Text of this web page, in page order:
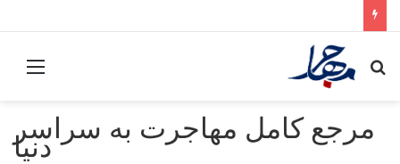
جستجو
مرجع کامل مهاجرت به سراسر
دنیا